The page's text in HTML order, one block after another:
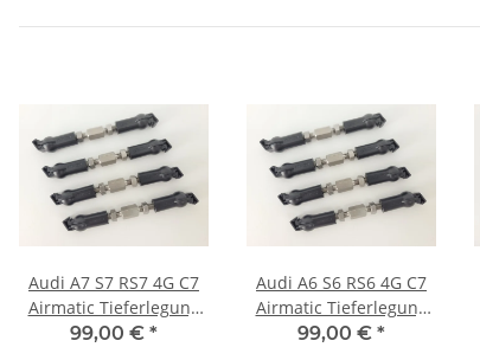
Audi A7 S7 RS7 4G C7
Airmatic Tieferlegung
Luftfahrwerk ASS
99,00 € *
Audi A6 S6 RS6 4G C7
Airmatic Tieferlegung
Luftfahrwerk ASS
99,00 € *